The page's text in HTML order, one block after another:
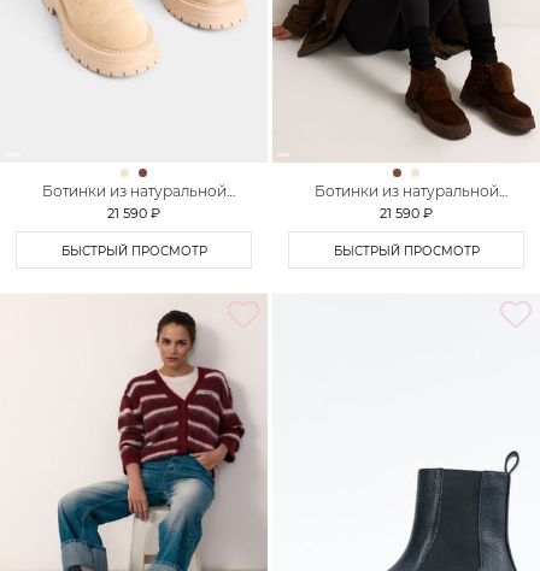
Ботинки из натуральной
замши Lera Nena
21 590 ₽
БЫСТРЫЙ ПРОСМОТР
Ботинки из натуральной
замши Lera Nena
21 590 ₽
БЫСТРЫЙ ПРОСМОТР